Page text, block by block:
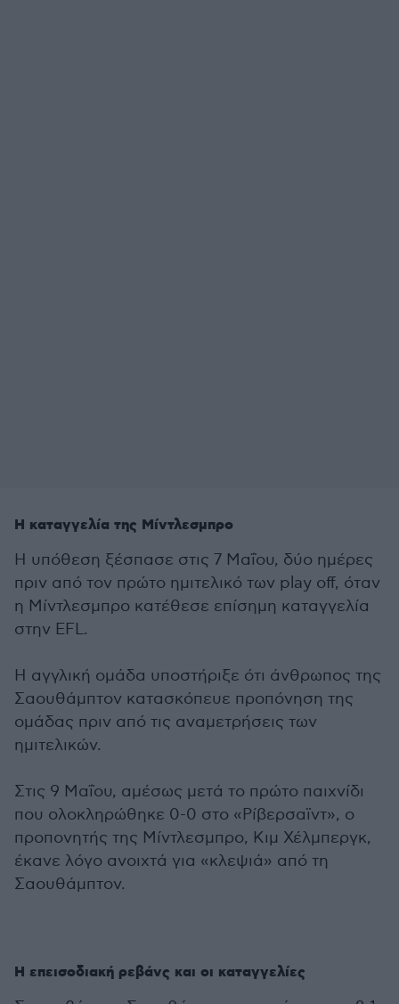
Η καταγγελία της Μίντλεσμπρο
Η υπόθεση ξέσπασε στις 7 Μαΐου, δύο ημέρες
πριν από τον πρώτο ημιτελικό των play off, όταν
η Μίντλεσμπρο κατέθεσε επίσημη καταγγελία
στην EFL.
Η αγγλική ομάδα υποστήριξε ότι άνθρωπος της
Σαουθάμπτον κατασκόπευε προπόνηση της
ομάδας πριν από τις αναμετρήσεις των
ημιτελικών.
Στις 9 Μαΐου, αμέσως μετά το πρώτο παιχνίδι
που ολοκληρώθηκε 0-0 στο «Ρίβερσαϊντ», ο
προπονητής της Μίντλεσμπρο, Κιμ Χέλμπεργκ,
έκανε λόγο ανοιχτά για «κλεψιά» από τη
Σαουθάμπτον.
Η επεισοδιακή ρεβάνς και οι καταγγελίες